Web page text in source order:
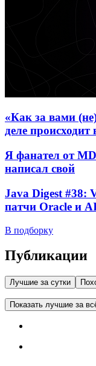
«Как за вами
деле
Я фанател от
написал свой
Java Digest #38:
патчи Oracle и
В подборку
Публикации
Лучшие за сутки
Показать лучшие за